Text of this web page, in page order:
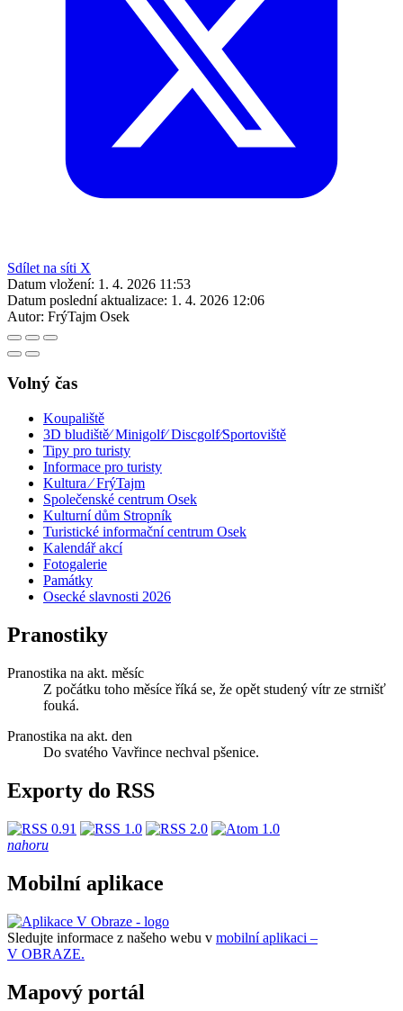
Sdílet na síti X
Datum vložení: 1. 4. 2026 11:53
Datum poslední aktualizace: 1. 4. 2026 12:06
Autor: FrýTajm Osek
Volný čas
Koupaliště
3D bludiště⁄ Minigolf⁄ Discgolf⁄Sportoviště
Tipy pro turisty
Informace pro turisty
Kultura ⁄ FrýTajm
Společenské centrum Osek
Kulturní dům Stropník
Turistické informační centrum Osek
Kalendář akcí
Fotogalerie
Památky
Osecké slavnosti 2026
Pranostiky
Pranostika na akt. měsíc
Z počátku toho měsíce říká se, že opět studený vítr ze strnišť
fouká.
Pranostika na akt. den
Do svatého Vavřince nechval pšenice.
Exporty do RSS
nahoru
Mobilní aplikace
Sledujte informace z našeho webu v mobilní aplikaci –
V OBRAZE.
Mapový portál